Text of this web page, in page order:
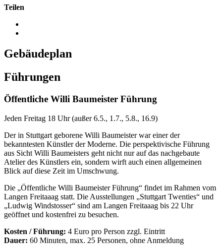
Teilen
Gebäudeplan
Führungen
Öffentliche Willi Baumeister Führung
Jeden Freitag 18 Uhr (außer 6.5., 1.7., 5.8., 16.9)
Der in Stuttgart geborene Willi Baumeister war einer der
bekanntesten Künstler der Moderne. Die perspektivische Führung
aus Sicht Willi Baumeisters geht nicht nur auf das nachgebaute
Atelier des Künstlers ein, sondern wirft auch einen allgemeinen
Blick auf diese Zeit im Umschwung.
Die „Öffentliche Willi Baumeister Führung“ findet im Rahmen vom
Langen Freitaaag statt. Die Ausstellungen „Stuttgart Twenties“ und
„Ludwig Windstosser“ sind am Langen Freitaaag bis 22 Uhr
geöffnet und kostenfrei zu besuchen.
Kosten / Führung: 4 Euro pro Person zzgl. Eintritt
Dauer: 60 Minuten, max. 25 Personen, ohne Anmeldung